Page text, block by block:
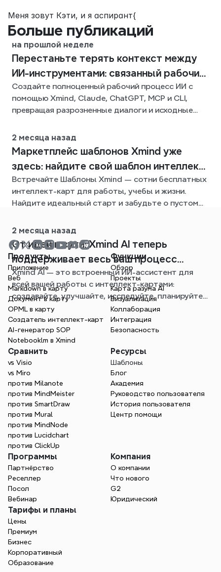
Меня зовут Кэти, и я аспирант{
Больше публикаций
на прошлой неделе
Перестаньте терять контекст между
ИИ-инструментами: связанный рабочий
процесс с Xmind
Создайте полноценный рабочий процесс ИИ с
помощью Xmind, Claude, ChatGPT, MCP и CLI,
превращая разрозненные диалоги и исходные
карты.
2 месяца назад
Mаpкетплейс шаблонов Xmind уже
здесь: найдите свой шаблон интеллект-
карты для любой ситуации
Встречайте Шаблоны Xmind — сотни бесплатных
интеллект-карт для работы, учебы и жизни.
Найдите идеальный старт и забудьте о пустом
2 месяца назад
От идеи к сути: Xmind AI теперь
поддерживает весь ваш процесс
создания интеллект-карт
Xmind AI — это встроенный ИИ-ассистент для
всей вашей работы с интеллект-картами:
создавайте, улучшайте, исследуйте, планируйте и
экспортируйте, не выходя из вашей карты.
Продукты
Приложение
Веб
Markdown в карту
Документ в карту
OPML в карту
Создатель интеллект-карт
AI-генератор SOP
Notebooklm в Xmind
Функции
Обзор
Проекты
Карта разума AI
Визуализация
Коллаборация
Интеграция
Безопасность
Сравнить
vs Visio
vs Miro
против Milanote
против MindMeister
против SmartDraw
против Mural
против MindNode
против Lucidchart
против ClickUp
Ресурсы
Шаблоны
Блог
Академия
Руководство пользователя
История пользователя
Центр помощи
Программы
Партнёрство
Реселлер
Посол
Вебинар
Компания
О компании
Что нового
G2
Юридический
Тарифы и планы
Цены
Премиум
Бизнес
Корпоративный
Образование